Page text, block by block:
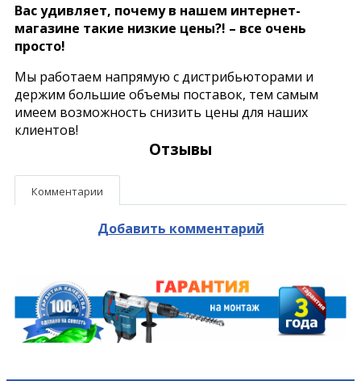
Вас удивляет, почему в нашем интернет-
магазине такие низкие цены?! – все очень
просто!
Мы работаем напрямую с дистрибьюторами и
держим большие объемы поставок, тем самым
имеем возможность снизить цены для наших
клиентов!
Отзывы
Комментарии
Добавить комментарий